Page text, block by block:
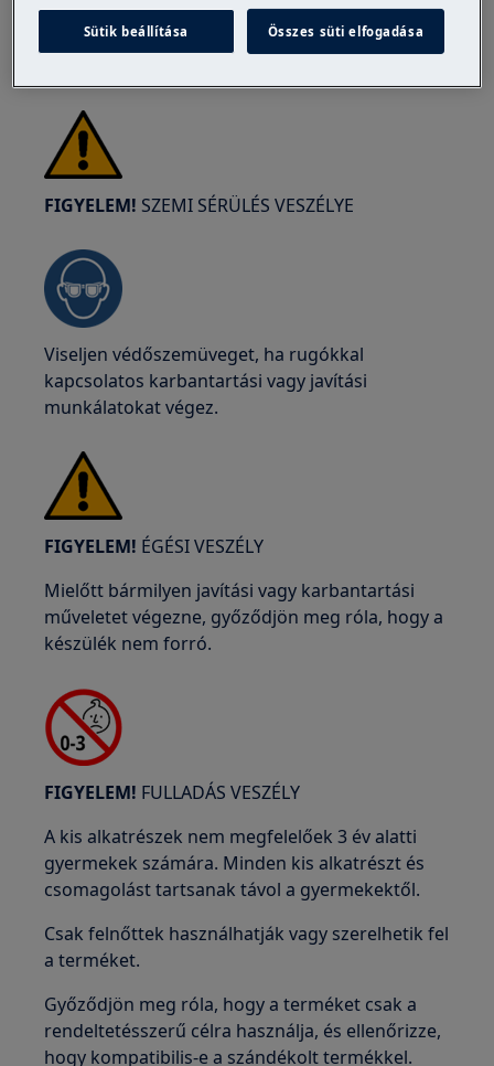
Viseljen védőkesztyűt mindenkor, hogy
megvédje magát az éles szélektől származó
FIGYELEM! SZEMI SÉRÜLÉS VESZÉLYE
Viseljen védőszemüveget, ha rugókkal
kapcsolatos karbantartási vagy javítási
munkálatokat végez.
FIGYELEM! ÉGÉSI VESZÉLY
Mielőtt bármilyen javítási vagy karbantartási
műveletet végezne, győződjön meg róla, hogy a
készülék nem forró.
FIGYELEM! FULLADÁS VESZÉLY
A kis alkatrészek nem megfelelőek 3 év alatti
gyermekek számára. Minden kis alkatrészt és
csomagolást tartsanak távol a gyermekektől.
Csak felnőttek használhatják vagy szerelhetik fel
a terméket.
Győződjön meg róla, hogy a terméket csak a
rendeltetésszerű célra használja, és ellenőrizze,
hogy kompatibilis-e a szándékolt termékkel.
Sütik beállítása Összes süti elfogadása